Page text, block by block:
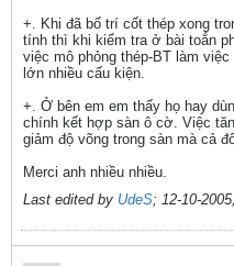
+. Khi đã bố trí cốt thép xong
tính thì khi kiểm tra ở bài toắn
việc mô phỏng thép-BT làm
lớn nhiều cấu kiện.
+. Ở bên em em thấy họ hay
chính kết hợp sàn ô cờ. Việc
giảm độ võng trong sàn mà cả
Merci anh nhiều nhiều.
Last edited by UdeS; 12-10-